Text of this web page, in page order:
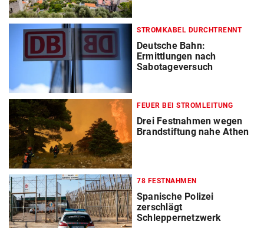
STROMKABEL DURCHTRENNT
Deutsche Bahn:
Ermittlungen nach
Sabotageversuch
FEUER BEI STROMLEITUNG
Drei Festnahmen wegen
Brandstiftung nahe Athen
78 FESTNAHMEN
Spanische Polizei
zerschlägt
Schleppernetzwerk